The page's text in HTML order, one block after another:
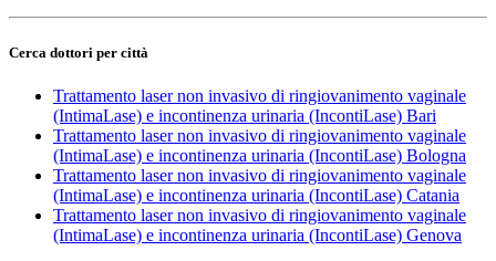
Cerca dottori per città
Trattamento laser non invasivo di ringiovanimento vaginale
(IntimaLase) e incontinenza urinaria (IncontiLase) Bari
Trattamento laser non invasivo di ringiovanimento vaginale
(IntimaLase) e incontinenza urinaria (IncontiLase) Bologna
Trattamento laser non invasivo di ringiovanimento vaginale
(IntimaLase) e incontinenza urinaria (IncontiLase) Catania
Trattamento laser non invasivo di ringiovanimento vaginale
(IntimaLase) e incontinenza urinaria (IncontiLase) Genova